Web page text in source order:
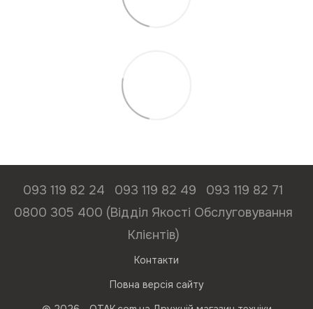
093 119 82 24 093 119 82 49
093 119 82 71
0800 305 400 (Відділ Якості Обслуговування
Клієнтів)
Контакти
Повна версія сайту